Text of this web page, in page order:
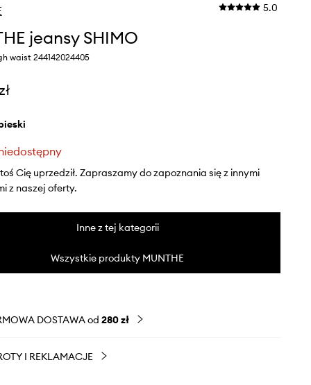
5.0
jeansy SHIMO
waist 244142024405
Cię uprzedził. Zapraszamy do zapoznania się z innymi
z naszej oferty.
Inne z tej kategorii
Wszystkie produkty MUNTHE
DOSTAWA od 280 zł
I REKLAMACJE